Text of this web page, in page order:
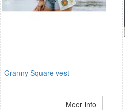
Granny Square vest
Meer info